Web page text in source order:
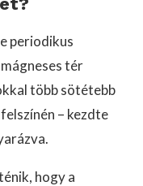
periodikus
tér
több sötétebb
– kezdte
hogy a